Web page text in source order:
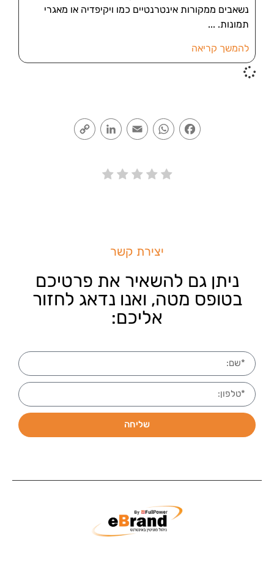
נשאבים ממקורות אינטרנטיים כמו ויקיפדיה או מאגרי
תמונות.
להמשך קריאה
Facebook
WhatsApp
Email
LinkedIn
יצירת קשר
ניתן גם להשאיר את פרטיכם
בטופס מטה, ואנו נדאג לחזור
אליכם:
שליחה